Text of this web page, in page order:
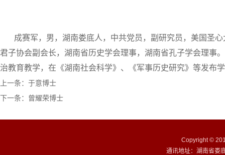
成赛军，男，湖南娄底人，中共党员，副研究员，美国圣
君子协会副会长，湖南省历史学会理事，湖南省孔子学会理事
治教育教学，在《湖南社会科学》、《军事历史研究》等发布
上一条： 于意博士
下一条： 曾耀荣博士
Copyright ©
通讯地址：湖南省娄